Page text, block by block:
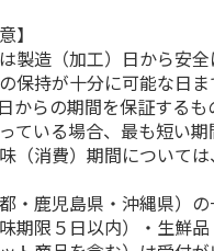
】
製造（加工）日から安
保持が十分に可能な日
からの期間を保証する
ている場合、最も短い期
（消費）期間について
・鹿児島県・沖縄県）
期限５日以内）・生鮮